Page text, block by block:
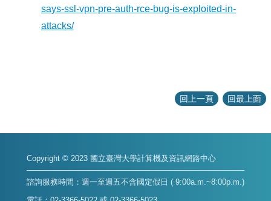
says-ssl-vpn-pre-auth-rce-bug-is-exploited-in-
attacks/
回上一頁 回最上面
Copyright © 2023 國立臺灣大學計算機及資訊網路中心
諮詢服務時間：週一至週五不含國定假日 ( 9:00a.m.~8:00p.m.)